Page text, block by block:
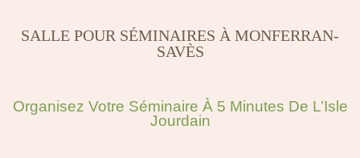
SALLE POUR SÉMINAIRES À MONFERRAN-
SAVÈS
Organisez Votre Séminaire À 5 Minutes De L’Isle
Jourdain